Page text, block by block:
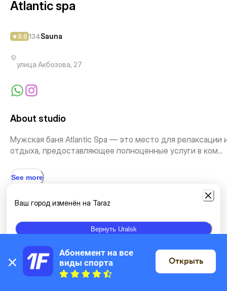
Atlantic spa
9.6 134Sauna
улица Акбозова, 27
About studio
Мужская баня Atlantic Spa — это место для релаксации
отдыха, предоставляющее полноценные услуги в ком...
See more
Types of classes
Baths and saunas
Location On the map
Ваш город изменён на Taraz
Вернуть Uralsk
Абонемент на все
виды спорта
Открыть